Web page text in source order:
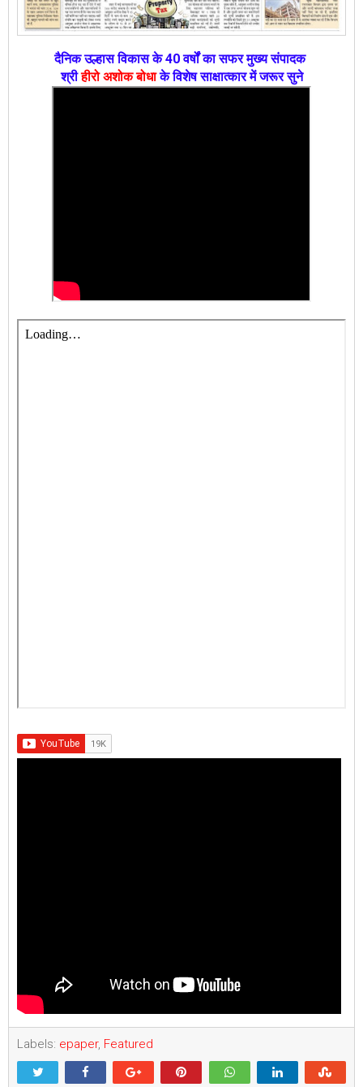
दैनिक उल्हास विकास के 40 वर्षों का सफर मुख्य संपादक
श्रीहीरो अशोक बोधाके विशेष साक्षात्कार में जरूर सुने
Labels: epaper, Featured